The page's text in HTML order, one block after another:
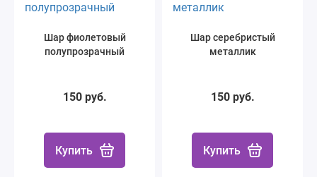
Шар фиолетовый
полупрозрачный
150 руб.
Купить
Шар серебристый
металлик
150 руб.
Купить